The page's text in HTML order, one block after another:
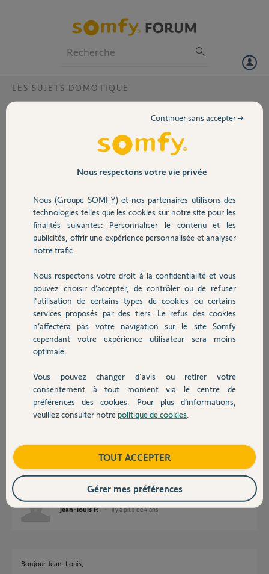
Volet
Sécurité
Domotique
Chauffage
Autres produits
Devis avec un pro
Contact
LES SUJETS DOMOTIQUE
Problème configuraton box Tahoma ?
Bonjour, l'interface de ma Tahoma box me demande de passer en
mode sécurité OFF quand je clique sur l'onglet configuration pour
ajouter un nouveau équipement.
Voici mon code pin : 1234-0110-5396.
jean-louis P.
il y a plus de 4 ans
Participer au fil de discussion
Réponses
Bonjour
Si vous avez une télécommande blanche Serenity, appuyez sur le bouton
"Maison barrée".
Jean-Luc B. il y a plus de 4 ans
Bonjour,
Merci pour votre réponse.
Malheureusement je ne possède pas de télécommande serenity.
jean-louis P. il y a plus de 4 ans
Bonjour Jean-Louis,
Nous respectons votre vie privée
Nous (Groupe SOMFY) et nos partenaires utilisons des
technologies telles que les cookies sur notre site pour les
finalités suivantes: Personnaliser le contenu et les
publicités, offrir une expérience personnalisée et analyser
notre trafic.
Nous respectons votre droit à la confidentialité et vous
pouvez choisir d’accepter, de contrôler ou de refuser
l'utilisation de certains types de cookies ou certains
services proposés par des tiers. Le refus des cookies
n’affectera pas votre navigation sur le site Somfy
cependant votre expérience utilisateur sera moins
optimale.
Vous pouvez changer d'avis ou retirer votre
consentement à tout moment via le centre de
préférences des cookies. Pour plus d’informations,
veuillez consulter notre politique de cookies
Continuer sans accepter →
TOUT ACCEPTER
Gérer mes préférences